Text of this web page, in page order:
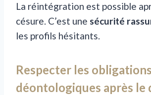
La réintégration est possible
césure. C’est une sécurité
les profils hésitants.
Respecter les obligations
déontologiques après le